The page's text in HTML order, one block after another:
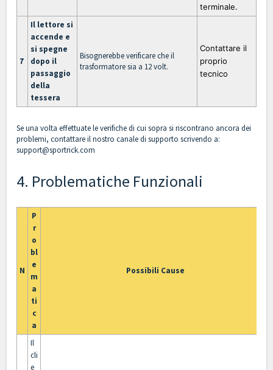
terminale.
7
Il lettore si
accende e
si spegne
dopo il
passaggio
della
tessera
Bisognerebbe verificare che il
trasformatore sia a 12 volt.
Contattare il
proprio
tecnico
Se una volta effettuate le verifiche di cui sopra si riscontrano ancora dei
problemi, contattare il nostro canale di supporto scrivendo a:
support@sportrick.com
4. Problematiche Funzionali
N
P
r
o
bl
e
m
a
ti
c
a
Possibili Cause
Il
cli
e